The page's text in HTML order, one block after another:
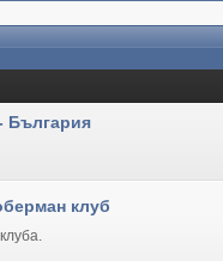
България
клуб